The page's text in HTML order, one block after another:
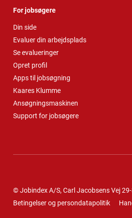
For jobsøgere
Din side
Evaluer din arbejdsplads
Se evalueringer
Opret profil
Apps til jobsøgning
Kaares Klumme
Ansøgningsmaskinen
Support for jobsøgere
© Jobindex A/S, Carl Jacobsens Vej
Betingelser og persondatapolitik